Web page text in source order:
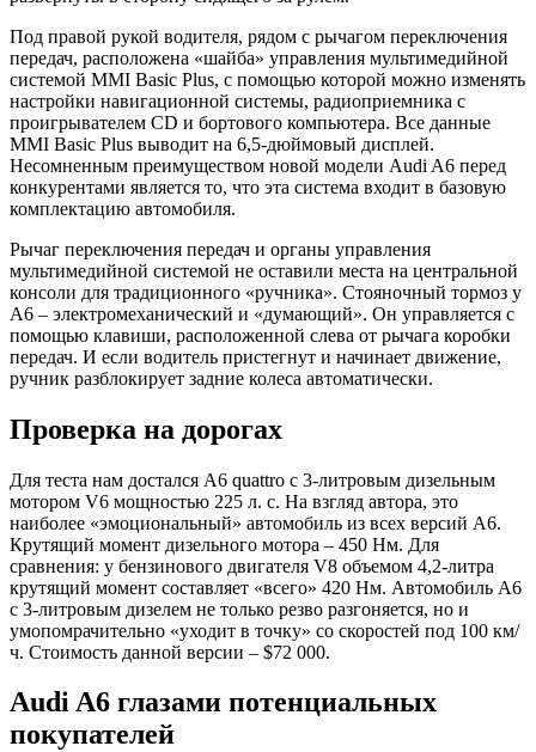
Под правой рукой водителя, рядом с рычагом переключения
передач, расположена «шайба» управления мультимедийной
системой MMI Basic Plus, с помощью которой можно изменять
настройки навигационной системы, радиоприемника с
проигрывателем CD и бортового компьютера. Все данные
MMI Basic Plus выводит на 6,5-дюймовый дисплей.
Несомненным преимуществом новой модели Audi A6 перед
конкурентами является то, что эта система входит в базовую
комплектацию автомобиля.
Рычаг переключения передач и органы управления
мультимедийной системой не оставили места на центральной
консоли для традиционного «ручника». Стояночный тормоз у
А6 – электромеханический и «думающий». Он управляется с
помощью клавиши, расположенной слева от рычага коробки
передач. И если водитель пристегнут и начинает движение,
ручник разблокирует задние колеса автоматически.
Проверка на дорогах
Для теста нам достался А6 quattro с 3-литровым дизельным
мотором V6 мощностью 225 л. с. На взгляд автора, это
наиболее «эмоциональный» автомобиль из всех версий A6.
Крутящий момент дизельного мотора – 450 Нм. Для
сравнения: у бензинового двигателя V8 объемом 4,2-литра
крутящий момент составляет «всего» 420 Нм. Автомобиль А6
с 3-литровым дизелем не только резво разгоняется, но и
умопомрачительно «уходит в точку» со скоростей под 100 км/
ч. Стоимость данной версии – $72 000.
Audi A6 глазами потенциальных
покупателей